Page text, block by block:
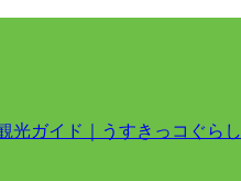
光ガイド｜うすきっコぐらし